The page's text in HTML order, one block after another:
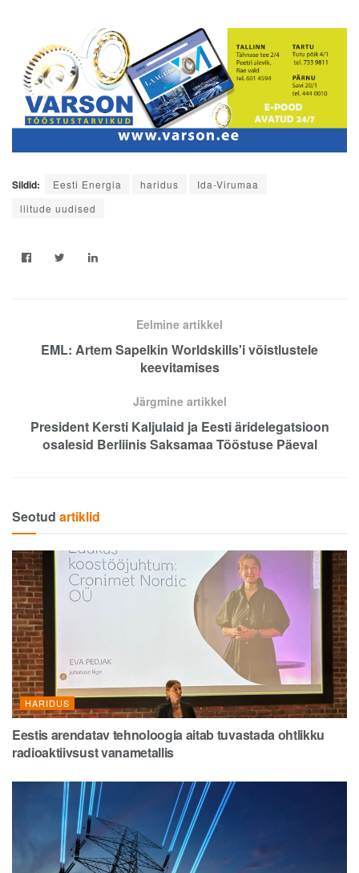
Sildid: Eesti Energia haridus
Ida-Virumaa
liitude uudised
Eelmine artikkel
EML: Artem Sapelkin Worldskills'i võistlustele
keevitamises
Järgmine artikkel
President Kersti Kaljulaid ja Eesti äridelegatsioon
osalesid Berliinis Saksamaa Tööstuse Päeval
Seotud artiklid
HARIDUS
Eestis arendatav tehnoloogia aitab tuvastada ohtlikku
radioaktiivsust vanametallis